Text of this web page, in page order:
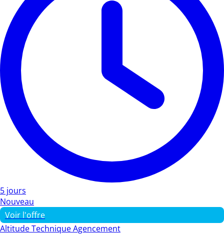
5 jours
Nouveau
Voir l'offre
Altitude Technique Agencement